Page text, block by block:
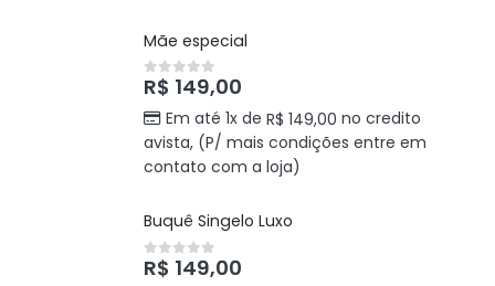
Mãe especial
0out of 5
R$ 149,00
Em até 1x de R$ 149,00 no credito
avista, (P/ mais condições entre em
contato com a loja)
Buquê Singelo Luxo
0out of 5
R$ 149,00